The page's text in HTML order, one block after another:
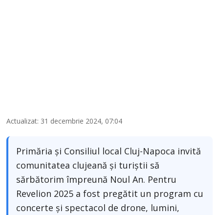
Actualizat: 31 decembrie 2024, 07:04
Primăria și Consiliul local Cluj-Napoca invită
comunitatea clujeană și turiștii să
sărbătorim împreună Noul An. Pentru
Revelion 2025 a fost pregătit un program cu
concerte și spectacol de drone, lumini,